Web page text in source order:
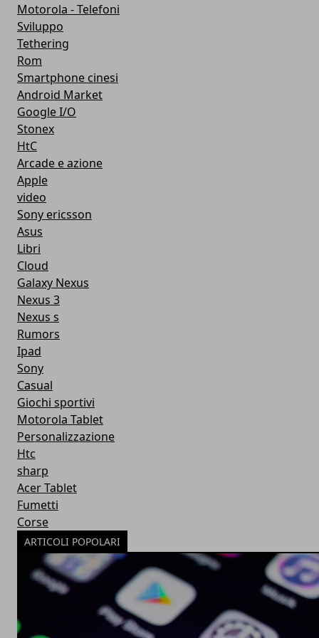
Motorola - Telefoni
Sviluppo
Tethering
Rom
Smartphone cinesi
Android Market
Google I/O
Stonex
HtC
Arcade e azione
Apple
video
Sony ericsson
Asus
Libri
Cloud
Galaxy Nexus
Nexus 3
Nexus s
Rumors
Ipad
Sony
Casual
Giochi sportivi
Motorola Tablet
Personalizzazione
Htc
sharp
Acer Tablet
Fumetti
Corse
ARTICOLI POPOLARI